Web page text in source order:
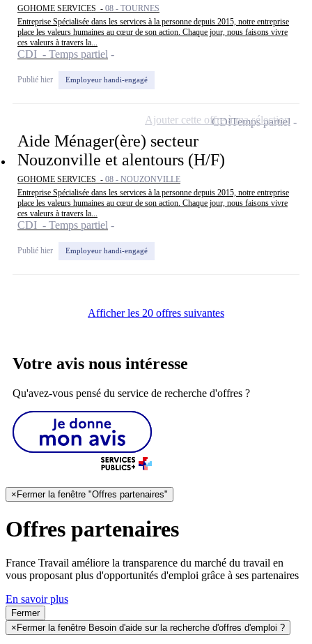
GOHOME SERVICES - 08 - TOURNES
Entreprise Spécialisée dans les services à la personne depuis 2015, notre entreprise
place les valeurs humaines au cœur de son action. Chaque jour, nous faisons vivre
ces valeurs à travers la...
CDI - Temps partiel
Publié hier Employeur handi-engagé
Aide Ménager(ère) secteur
Nouzonville et alentours (H/F)
GOHOME SERVICES - 08 - NOUZONVILLE
Entreprise Spécialisée dans les services à la personne depuis 2015, notre entreprise
place les valeurs humaines au cœur de son action. Chaque jour, nous faisons vivre
ces valeurs à travers la...
CDI - Temps partiel
Publié hier Employeur handi-engagé
CDITemps partiel
Ajouter cette offre à ma sélection
Afficher les 20 offres suivantes
Votre avis nous intéresse
Qu'avez-vous pensé du service de recherche d'offres ?
×Fermer la fenêtre "Offres partenaires"
Offres partenaires
France Travail améliore la transparence du marché du travail en
vous proposant plus d'opportunités d'emploi grâce à ses partenaires
En savoir plus
Fermer
× Fermer la fenêtre Besoin d'aide sur la recherche d'offres d'emploi ?